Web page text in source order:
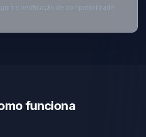
e verificação de compatibilidade
funciona